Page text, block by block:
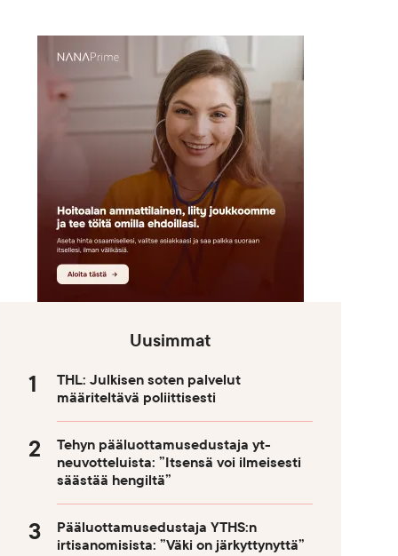
Uusimmat
THL: Julkisen soten palvelut
määriteltävä poliittisesti
Tehyn pääluottamusedustaja yt-
neuvotteluista: ”Itsensä voi ilmeisesti
säästää hengiltä”
Pääluottamusedustaja YTHS:n
irtisanomisista: ”Väki on järkyttynyttä”